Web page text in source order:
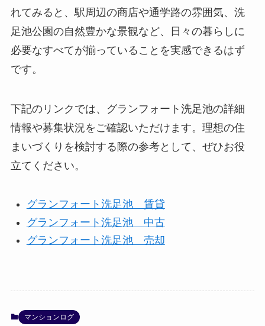
れてみると、駅周辺の商店や通学路の雰囲気、洗
足池公園の自然豊かな景観など、日々の暮らしに
必要なすべてが揃っていることを実感できるはず
です。
下記のリンクでは、グランフォート洗足池の詳細
情報や募集状況をご確認いただけます。理想の住
まいづくりを検討する際の参考として、ぜひお役
立てください。
グランフォート洗足池 賃貸
グランフォート洗足池 中古
グランフォート洗足池 売却
マンションログ